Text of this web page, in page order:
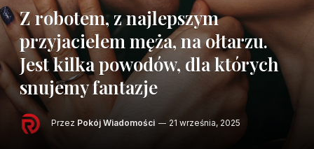
Z robotem, z najlepszym
przyjacielem męża, na ołtarzu.
Jest kilka powodów, dla których
snujemy fantazje
Przez Pokój Wiadomości 21 września, 2025